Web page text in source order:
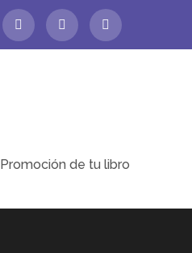
Promoción de tu libro